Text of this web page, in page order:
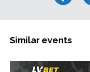
Similar events